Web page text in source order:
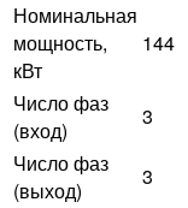
Номинальная
мощность,
кВт
144
Число фаз
(вход)
3
Число фаз
(выход)
3